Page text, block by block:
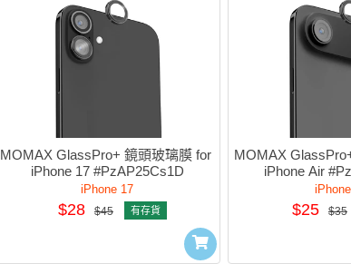
MOMAX GlassPro+ 鏡頭玻璃膜 for
iPhone 17 #PzAP25Cs1D
iPhone 17
$28 $45 有存貨
MOMAX
iPhone Air
$25 $35